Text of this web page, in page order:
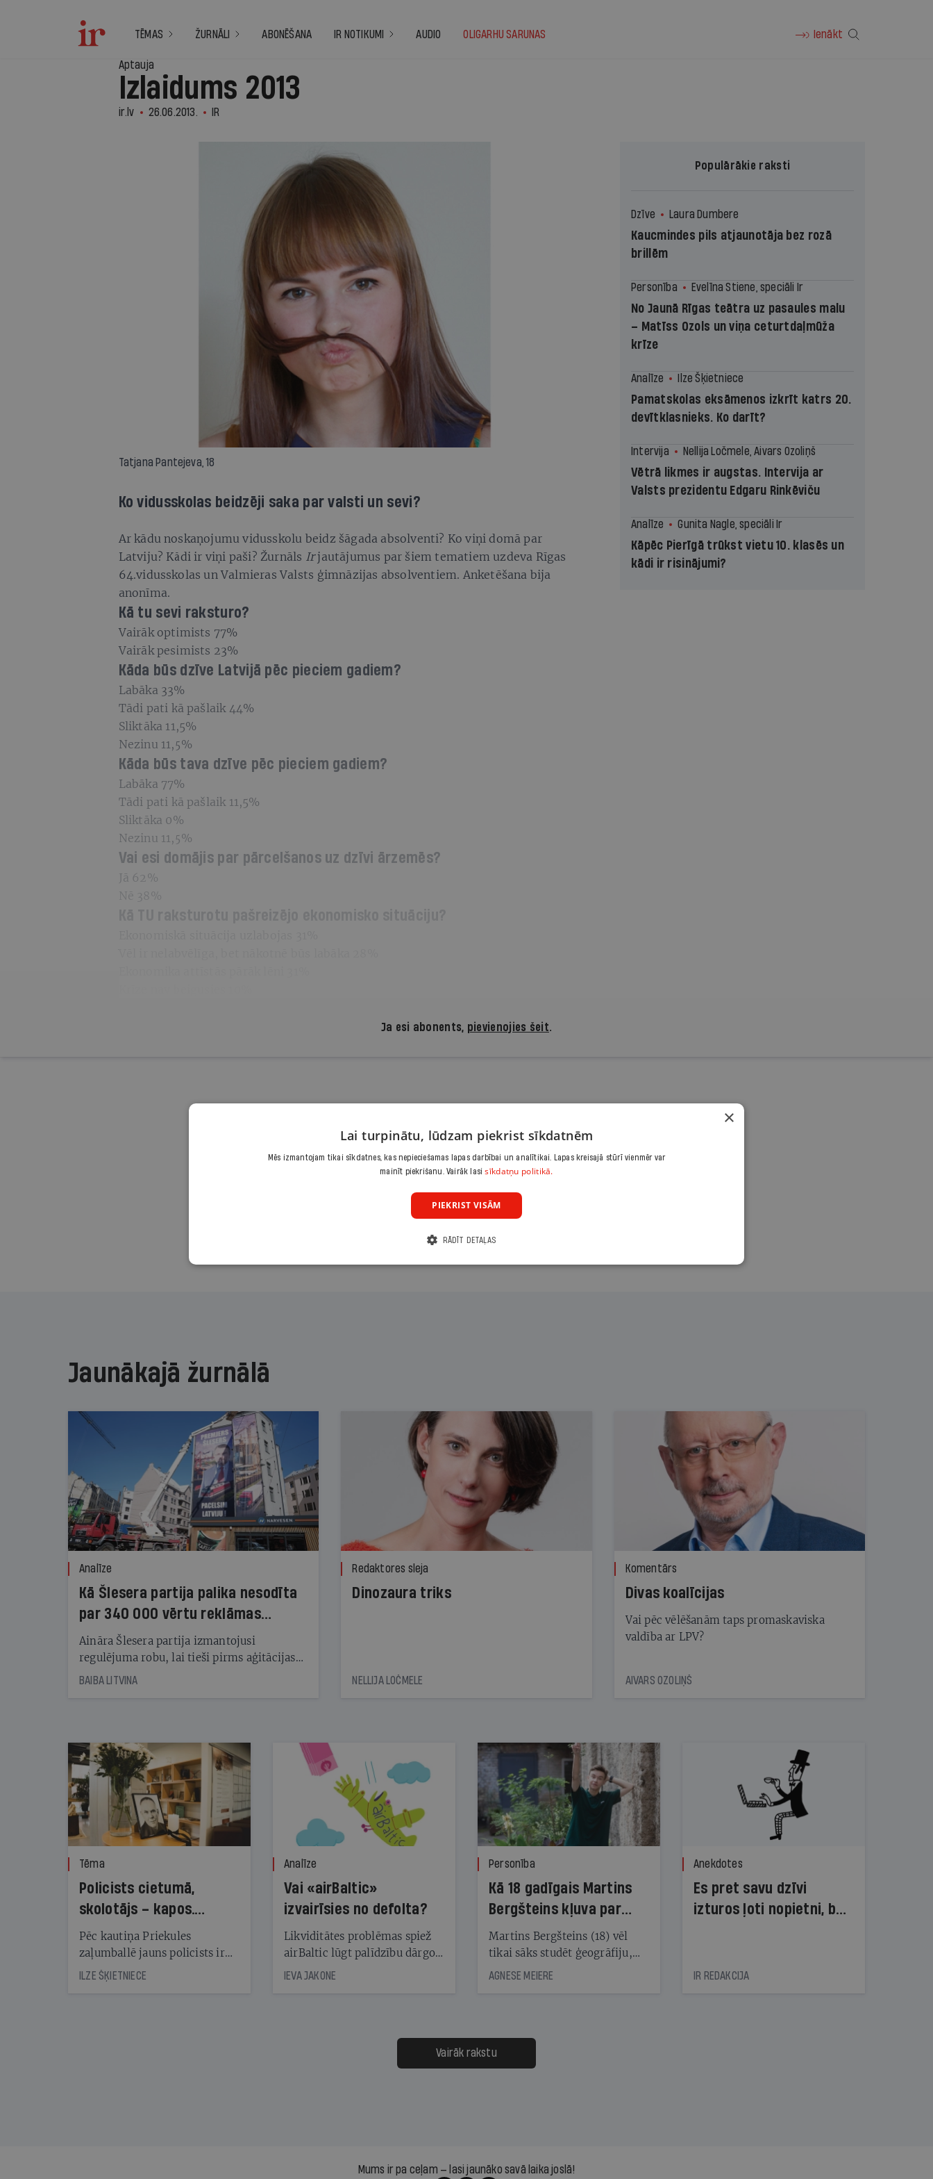
TĒMAS ŽURNĀLI ABONĒŠANA IR NOTIKUMI AUDIO OLIGARHU SARUNAS Ienākt
Aptauja
Izlaidums 2013
ir.lv 26.06.2013. IR
Tatjana Pantejeva, 18
Ko vidusskolas beidzēji saka par valsti un sevi?
Ar kādu noskaņojumu vidusskolu beidz šāgada absolventi? Ko viņi domā par
Latviju? Kādi ir viņi paši? Žurnāls Irjautājumus par šiem tematiem uzdeva Rīgas
64.vidusskolas un Valmieras Valsts ģimnāzijas absolventiem. Anketēšana bija
anonīma.
Kā tu sevi raksturo?
Vairāk optimists 77%
Vairāk pesimists 23%
Kāda būs dzīve Latvijā pēc pieciem gadiem?
Labāka 33%
Tādi pati kā pašlaik 44%
Sliktāka 11,5%
Nezinu 11,5%
Kāda būs tava dzīve pēc pieciem gadiem?
Labāka 77%
Tādi pati kā pašlaik 11,5%
Sliktāka 0%
Nezinu 11,5%
Vai esi domājis par pārcelšanos uz dzīvi ārzemēs?
Jā 62%
Nē 38%
Populārākie raksti
Dzīve Laura Dumbere
Kaucmindes pils atjaunotāja bez rozā
brillēm
Personība Evelīna Stiene, speciāli Ir
No Jaunā Rīgas teātra uz pasaules malu
– Matīss Ozols un viņa ceturtdaļmūža
krīze
Analīze Ilze Šķietniece
Pamatskolas eksāmenos izkrīt katrs 20.
devītklasnieks. Ko darīt?
Intervija Nellija Ločmele, Aivars Ozoliņš
Vētrā likmes ir augstas. Intervija ar
Valsts prezidentu Edgaru Rinkēviču
Analīze Gunita Nagle, speciāli Ir
Kāpēc Pierīgā trūkst vietu 10. klasēs un
kādi ir risinājumi?
Ja esi abonents, pievienojies šeit.
Turpini lasīt, atbalsti kvalitatīvu žurnālistiku!
Iepazīšanās piedāvājums ir.lv abonēšanai. Atcel jebkurā brīdī.
3,90 €/mēnesī
Abonēt
Citas abonēšanas iespējas meklē šeit
Jaunākajā žurnālā
Analīze
Kā Šlesera partija palika nesodīta
par 340 000 vērtu reklāmas
kampaņu
Aināra Šlesera partija izmantojusi
regulējuma robu, lai tieši pirms aģitācijas
starta izreklamētos par summu, kas
BAIBA LITVINA
Redaktores sleja
Dinozaura triks
NELLIJA LOČMELE
Komentārs
Divas koalīcijas
Vai pēc vēlēšanām taps promaskaviska
valdība ar LPV?
AIVARS OZOLIŅŠ
Tēma
Policists cietumā,
skolotājs – kapos.
Reibuma cena Priekulē
Pēc kautiņa Priekules
zaļumballē jauns policists ir
nonācis cietumā, bet
cienījams pedagogs — kapos.
ILZE ŠĶIETNIECE
Analīze
Vai «airBaltic»
izvairīsies no defolta?
Likviditātes problēmas spiež
airBaltic lūgt palīdzību dārgo
obligāciju turētājiem, taču
samaksāt augstos procentus,
kas jāpārskaita jau trīs dienas
pirms nākamās sapulces
IEVA JAKONE
Personība
Kā 18 gadīgais Martins
Bergšteins kļuva par
laika ziņu seju?
Martins Bergšteins (18) vēl
tikai sāks studēt ģeogrāfiju,
bet viņa sacītajam jau uzticas
uzcītīga darba, mammas
atbalsts un drosme turpināt
meteovērojumus arī tad, kad
AGNESE MEIERE
Anekdotes
Es pret savu dzīvi
izturos ļoti nopietni, bet
IR REDAKCIJA
Vairāk rakstu
Mums ir pa ceļam — lasi jaunāko savā laika joslā!
×
Lai turpinātu, lūdzam piekrist sīkdatnēm
Mēs izmantojam tikai sīkdatnes, kas nepieciešamas lapas darbībai un analītikai. Lapas kreisajā stūrī vienmēr var
mainīt piekrišanu. Vairāk lasisīkdatņu politikā.
PIEKRIST VISĀM
RĀDĪT DETAĻAS